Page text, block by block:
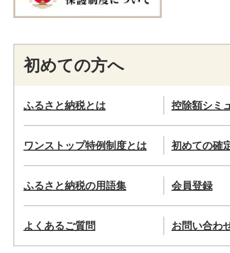
初めての方へ
ふるさと納税とは 控除額シミ
ワンストップ特例制度とは 初めての確
ふるさと納税の用語集 会員登録
よくあるご質問 お問い合わ